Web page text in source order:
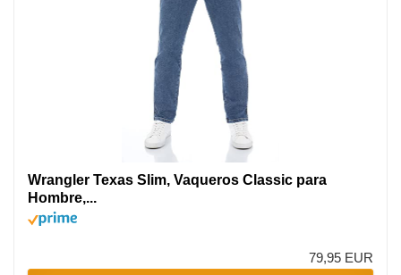
Wrangler Texas Slim, Vaqueros Classic para
Hombre,...
79,95 EUR